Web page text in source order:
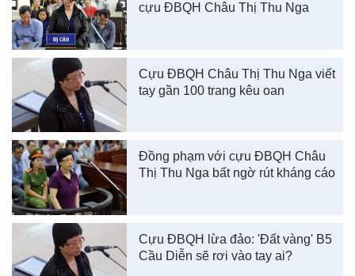
cựu ĐBQH Châu Thị Thu Nga
Cựu ĐBQH Châu Thị Thu Nga viết
tay gần 100 trang kêu oan
Đồng phạm với cựu ĐBQH Châu
Thị Thu Nga bất ngờ rút kháng cáo
Cựu ĐBQH lừa đảo: 'Đất vàng' B5
Cầu Diễn sẽ rơi vào tay ai?